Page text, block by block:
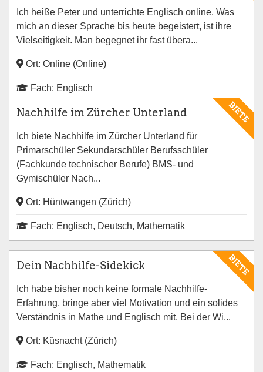
Ich heiße Peter und unterrichte Englisch online. Was
mich an dieser Sprache bis heute begeistert, ist ihre
Vielseitigkeit. Man begegnet ihr fast übera...
Ort: Online (Online)
Fach: Englisch
BIETE
Nachhilfe im Zürcher Unterland
Ich biete Nachhilfe im Zürcher Unterland für
Primarschüler Sekundarschüler Berufsschüler
(Fachkunde technischer Berufe) BMS- und
Gymischüler Nach...
Ort: Hüntwangen (Zürich)
Fach: Englisch, Deutsch, Mathematik
BIETE
Dein Nachhilfe-Sidekick
Ich habe bisher noch keine formale Nachhilfe-
Erfahrung, bringe aber viel Motivation und ein solides
Verständnis in Mathe und Englisch mit. Bei der Wi...
Ort: Küsnacht (Zürich)
Fach: Englisch, Mathematik